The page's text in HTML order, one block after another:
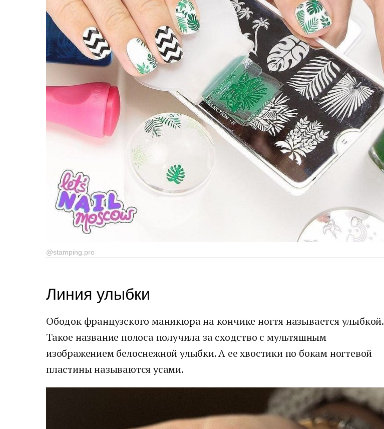
@stamping.pro
Линия улыбки
Ободок французского маникюра на кончике ногтя называется улыбкой.
Такое название полоса получила за сходство с мультяшным
изображением белоснежной улыбки. А ее хвостики по бокам ногтевой
пластины называются усами.